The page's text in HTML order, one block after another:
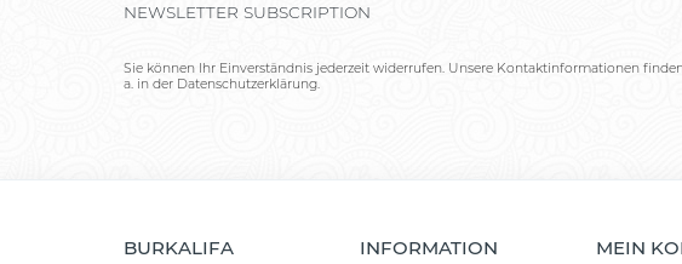
NEWSLETTER SUBSCRIPTION
Sie können Ihr Einverständnis jederzeit widerrufen. Unsere Kontaktinformationen
a. in der Datenschutzerklärung.
BURKALIFA INFORMATION MEIN